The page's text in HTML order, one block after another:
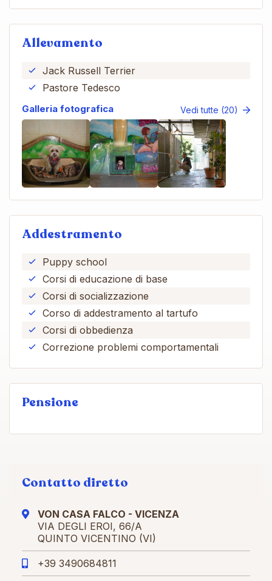
Allevamento
Jack Russell Terrier
Pastore Tedesco
Galleria fotografica Vedi tutte (20)
Addestramento
Puppy school
Corsi di educazione di base
Corsi di socializzazione
Corso di addestramento al tartufo
Corsi di obbedienza
Correzione problemi comportamentali
Pensione
Contatto diretto
VON CASA FALCO - VICENZA
VIA DEGLI EROI, 66/A
QUINTO VICENTINO (VI)
+39 3490684811